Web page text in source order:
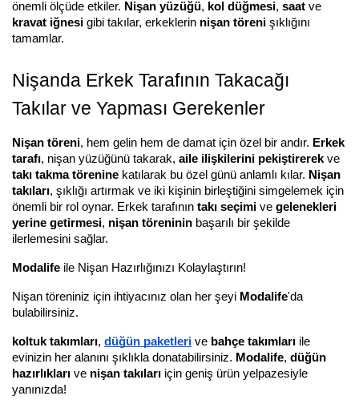
önemli ölçüde etkiler. Nişan yüzüğü, kol düğmesi, saat
kravat iğnesi gibi takılar, erkeklerin nişan töreni şıklığını
tamamlar.
Nişanda Erkek Tarafının Takacağı
Takılar ve Yapması Gerekenler
Nişan töreni, hem gelin hem de damat için özel bir andır. Erkek
tarafı, nişan yüzüğünü takarak, aile ilişkilerini pekiştirerek
takı takma törenine katılarak bu özel günü anlamlı kılar. Nişan
takıları, şıklığı artırmak ve iki kişinin birleştiğini simgelemek için
önemli bir rol oynar. Erkek tarafının takı seçimi ve gelenekleri
yerine getirmesi, nişan töreninin başarılı bir şekilde
ilerlemesini sağlar.
Modalife ile Nişan Hazırlığınızı Kolaylaştırın!
Nişan töreniniz için ihtiyacınız olan her şeyi Modalife'da
bulabilirsiniz.
koltuk takımları, düğün paketleri ve bahçe takımları ile
evinizin her alanını şıklıkla donatabilirsiniz. Modalife, düğün
hazırlıkları ve nişan takıları için geniş ürün yelpazesiyle
yanınızda!